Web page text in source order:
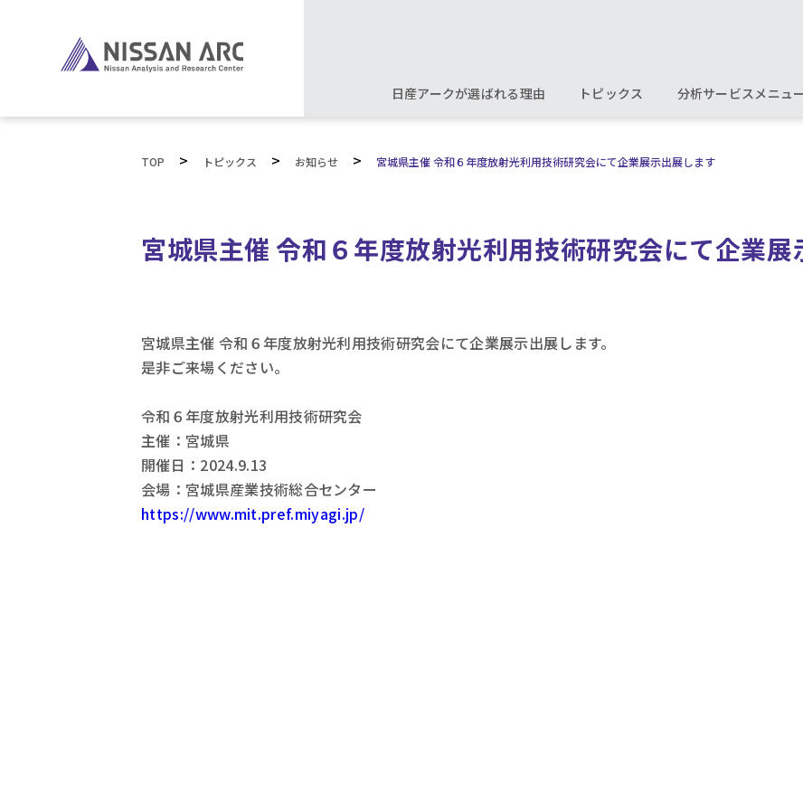
日産アークが選ばれる理由 トピックス 分析サービスメニュ
TOP > トピックス > お知らせ > 宮城県主催 令和６年度放射光利用技術研究会にて企業展示出展します
宮城県主催 令和６年度放射光利用技術研究会にて企業展
宮城県主催 令和６年度放射光利用技術研究会にて企業展示出展します。
是非ご来場ください。
令和６年度放射光利用技術研究会
主催：宮城県
開催日：2024.9.13
会場：宮城県産業技術総合センター
https://www.mit.pref.miyagi.jp/